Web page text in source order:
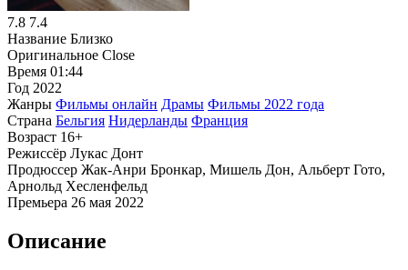
7.8 7.4
Название Близко
Оригинальное Close
Время 01:44
Год 2022
Жанры Фильмы онлайн Драмы Фильмы 2022 года
Страна Бельгия Нидерланды Франция
Возраст 16+
Режиссёр Лукас Донт
Продюссер Жак-Анри Бронкар, Мишель Дон, Альберт Гото,
Арнольд Хесленфельд
Премьера 26 мая 2022
Описание